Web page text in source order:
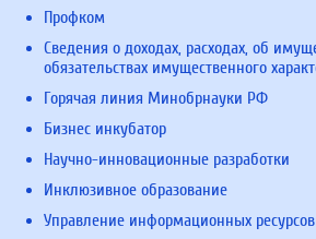
Профком
Сведения о доходах, расходах, об
обязательствах имущественного
Горячая линия Минобрнауки РФ
Бизнес инкубатор
Научно-инновационные разработки
Инклюзивное образование
Управление информационных ресурсов